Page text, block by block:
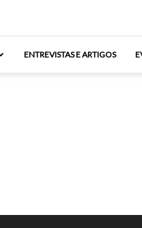
ENTREVISTAS E ARTIGOS